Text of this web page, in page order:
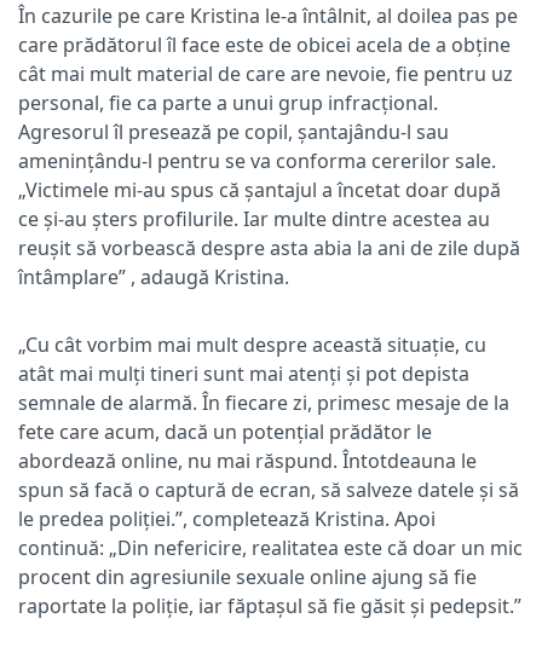
În cazurile pe care Kristina le-a întâlnit, al doilea pas pe
care prădătorul îl face este de obicei acela de a obține
cât mai mult material de care are nevoie, fie pentru uz
personal, fie ca parte a unui grup infracțional.
Agresorul îl presează pe copil, șantajându-l sau
amenințându-l pentru se va conforma cererilor sale.
„Victimele mi-au spus că șantajul a încetat doar după
ce și-au șters profilurile. Iar multe dintre acestea au
reușit să vorbească despre asta abia la ani de zile după
întâmplare” , adaugă Kristina.
„Cu cât vorbim mai mult despre această situație, cu
atât mai mulți tineri sunt mai atenți și pot depista
semnale de alarmă. În fiecare zi, primesc mesaje de la
fete care acum, dacă un potențial prădător le
abordează online, nu mai răspund. Întotdeauna le
spun să facă o captură de ecran, să salveze datele și să
le predea poliției.”, completează Kristina. Apoi
continuă: „Din nefericire, realitatea este că doar un mic
procent din agresiunile sexuale online ajung să fie
raportate la poliție, iar făptașul să fie găsit și pedepsit.”